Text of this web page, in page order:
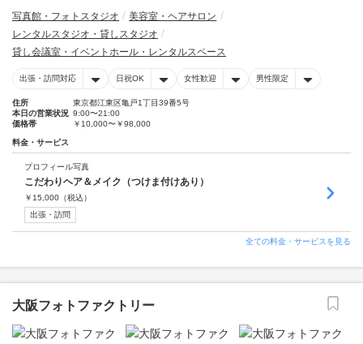
写真館・フォトスタジオ
美容室・ヘアサロン
レンタルスタジオ・貸しスタジオ
貸し会議室・イベントホール・レンタルスペース
出張・訪問対応 日祝OK 女性歓迎 男性限定
住所
東京都江東区亀戸1丁目39番5号
本日の営業状況 9:00〜21:00
価格帯
￥10,000〜￥98,000
料金・サービス
プロフィール写真
こだわりヘア＆メイク（つけま付けあり）
￥ 15,000 （税込）
出張・訪問
全ての料金・サービスを見る
大阪フォトファクトリー